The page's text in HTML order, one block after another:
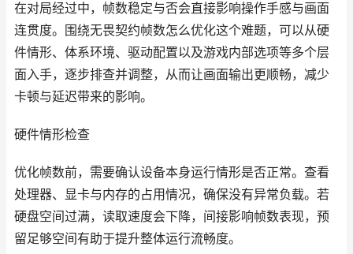
在对局经过中，帧数稳定与否会直接影响操作手感与画面
连贯度。围绕无畏契约帧数怎么优化这个难题，可以从硬
件情形、体系环境、驱动配置以及游戏内部选项等多个层
面入手，逐步排查并调整，从而让画面输出更顺畅，减少
卡顿与延迟带来的影响。
硬件情形检查
优化帧数前，需要确认设备本身运行情形是否正常。查看
处理器、显卡与内存的占用情况，确保没有异常负载。若
硬盘空间过满，读取速度会下降，间接影响帧数表现，预
留足够空间有助于提升整体运行流畅度。